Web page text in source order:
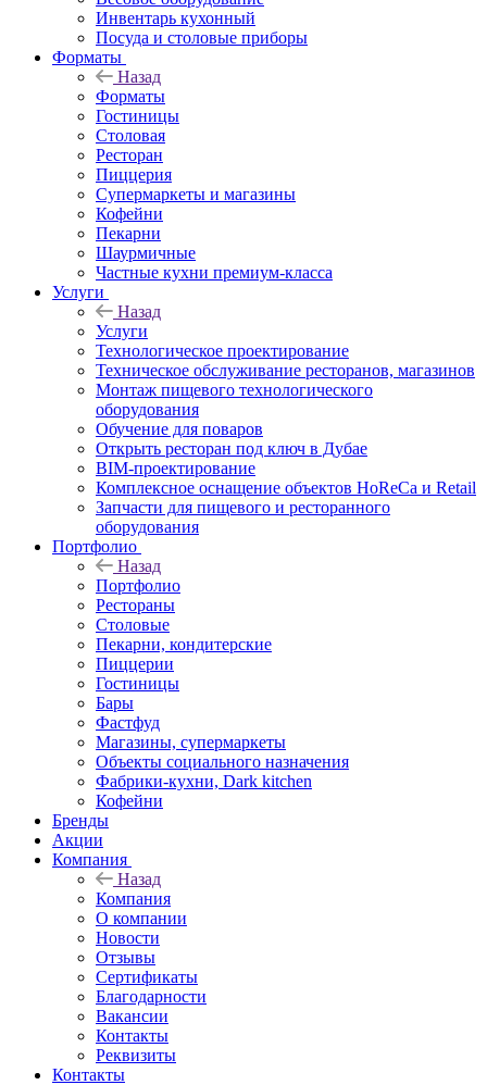
Инвентарь кухонный
Посуда и столовые приборы
Форматы
Назад
Форматы
Гостиницы
Столовая
Ресторан
Пиццерия
Супермаркеты и магазины
Кофейни
Пекарни
Шаурмичные
Частные кухни премиум-класса
Услуги
Назад
Услуги
Технологическое проектирование
Техническое обслуживание ресторанов, магазинов
Монтаж пищевого технологического
оборудования
Обучение для поваров
Открыть ресторан под ключ в Дубае
BIM-проектирование
Комплексное оснащение объектов HoReCa и Retail
Запчасти для пищевого и ресторанного
оборудования
Портфолио
Назад
Портфолио
Рестораны
Столовые
Пекарни, кондитерские
Пиццерии
Гостиницы
Бары
Фастфуд
Магазины, супермаркеты
Объекты социального назначения
Фабрики-кухни, Dark kitchen
Кофейни
Бренды
Акции
Компания
Назад
Компания
О компании
Новости
Отзывы
Сертификаты
Благодарности
Вакансии
Контакты
Реквизиты
Контакты